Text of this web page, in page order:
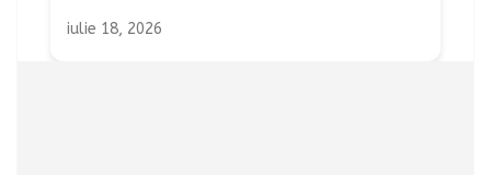
iulie 18, 2026